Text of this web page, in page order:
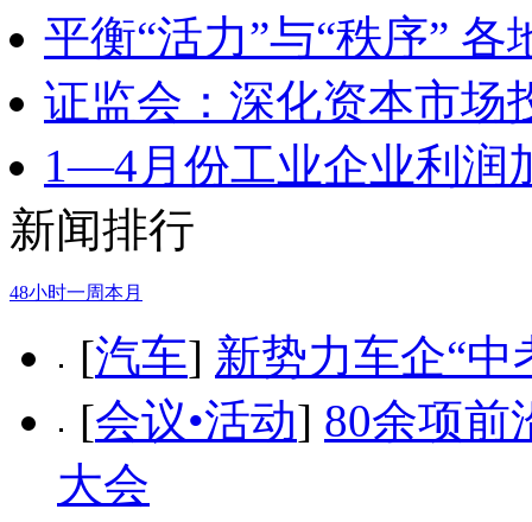
平衡“活力”与“秩序”
证监会：深化资本市场
1—4月份工业企业利润
新闻排行
48小时一周本月
[汽车] 新势力车企“
[会议•活动] 80余项前
大会